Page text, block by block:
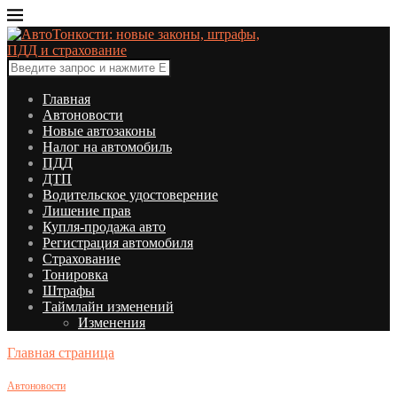
Главная
Автоновости
Новые автозаконы
Налог на автомобиль
ПДД
ДТП
Водительское удостоверение
Лишение прав
Купля-продажа авто
Регистрация автомобиля
Страхование
Тонировка
Штрафы
Таймлайн изменений
Изменения
Главная страница
Автоновости